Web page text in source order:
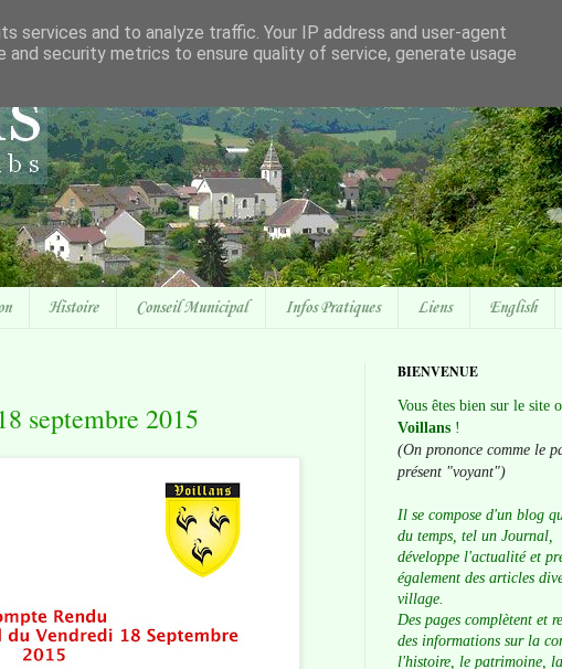
Histoire Conseil Municipal Infos Pratiques Liens English
septembre 2015
BIENVENUE
Vous êtes bien sur le site
Voillans !
(On prononce comme le
présent "voyant")
Il se compose d'un blog
du temps, tel un Journal,
développe l'actualité et
également des articles
village.
Des pages complètent et
des informations sur la
l'histoire, le patrimoine,
services and to analyze traffic. Your IP address and user-agent
and security metrics to ensure quality of service, generate usage